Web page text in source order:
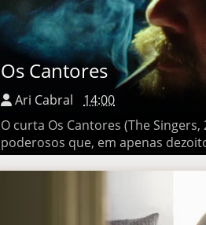
Os Cantores
Ari Cabral 14:00
O curta Os Cantores (The Singers,
apenas dezoito minutos, conseguem